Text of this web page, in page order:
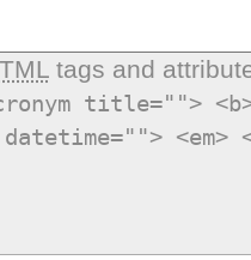
tags and
title="">